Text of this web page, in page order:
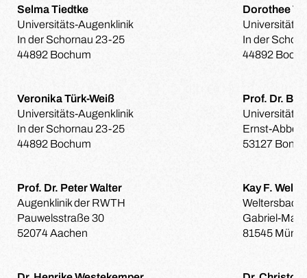
Selma Tiedtke
Universitäts-Augenklinik
In der Schornau 23-25
44892 Bochum
Dorothee
Universitäts-
In der
44892
Veronika Türk-Weiß
Universitäts-Augenklinik
In der Schornau 23-25
44892 Bochum
Prof. Dr.
Universitäts-
Ernst-Abbe-
53127 Bonn
Prof. Dr. Peter Walter
Augenklinik der RWTH
Pauwelsstraße 30
52074 Aachen
Kay F.
Weltersbach
Gabriel-
81545